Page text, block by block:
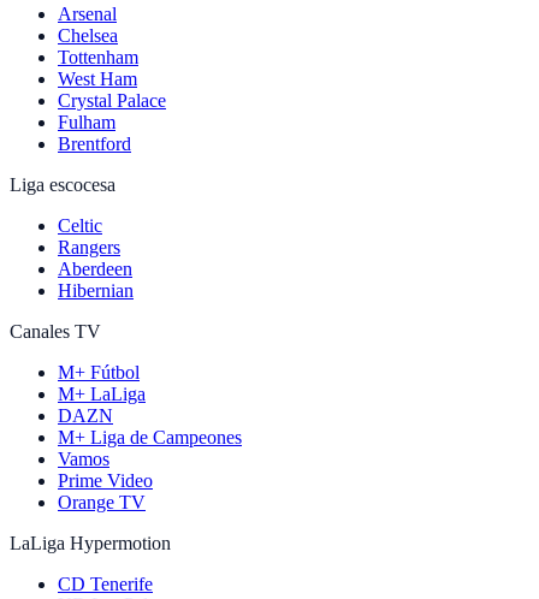
Arsenal
Chelsea
Tottenham
West Ham
Crystal Palace
Fulham
Brentford
Liga escocesa
Celtic
Rangers
Aberdeen
Hibernian
Canales TV
M+ Fútbol
M+ LaLiga
DAZN
M+ Liga de Campeones
Vamos
Prime Video
Orange TV
LaLiga Hypermotion
CD Tenerife